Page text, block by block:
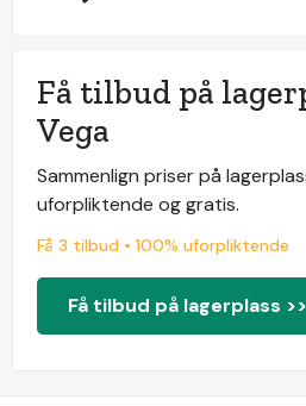
Få tilbud på
Vega
Sammenlign priser på
uforpliktende og gratis.
Få 3 tilbud • 100% uforpliktende
Få tilbud på lagerplass >>